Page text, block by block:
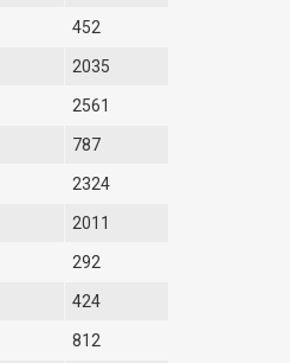
452
2035
2561
787
2324
2011
292
424
812